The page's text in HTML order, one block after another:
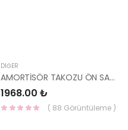
DIĞER
AMORTİSÖR TAKOZU ÖN SANTAFE 06=> 54610-2B000-HMC
1968.00 ₺
( 88 Görüntüleme )